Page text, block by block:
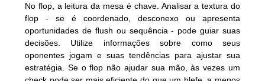
No flop, a leitura da mesa é chave. Analisar a textura do
flop - se é coordenado, desconexo ou apresenta
oportunidades de flush ou sequência - pode guiar suas
decisões. Utilize informações sobre como seus
oponentes jogam e suas tendências para ajustar sua
estratégia. Se o flop não ajudar sua mão, às vezes um